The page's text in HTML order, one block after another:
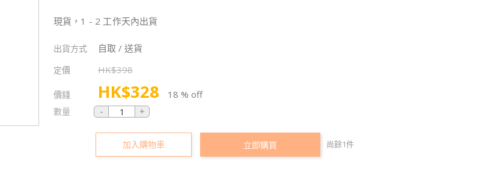
現貨，1 - 2 工作天內出貨
出貨方式 自取 / 送貨
定價 HK$398
價錢 HK$328 18 % off
數量
加入購物車 立即購買 尚餘1件